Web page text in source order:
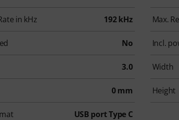
in kHz 192 kHz Max.
No Incl.
3.0 Width
0 mm Height
USB port Type C